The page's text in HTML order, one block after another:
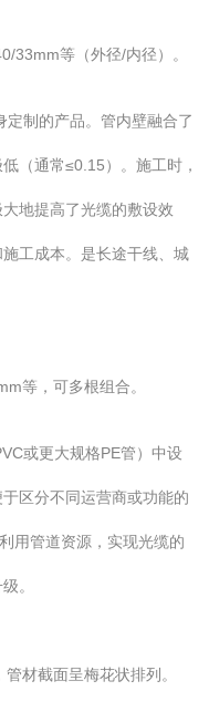
33mm等（外径/内径）。
制的产品。管内壁融合了
（通常≤0.15）。施工时，
地提高了光缆的敷设效
工成本。是长途干线、城
等，可多根组合。
或更大规格PE管）中设
区分不同运营商或功能的
用管道资源，实现光缆的
。
材截面呈梅花状排列。